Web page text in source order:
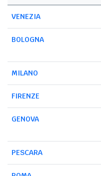
VENEZIA
BOLOGNA
MILANO
FIRENZE
GENOVA
PESCARA